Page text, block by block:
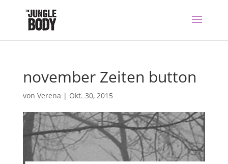
november Zeiten button
von Verena | Okt. 30, 2015